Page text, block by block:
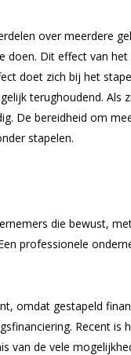
over meerdere
doen. Dit effect van het
doet zich bij het
terughoudend. Als
De bereidheid om
stapelen.
die bewust,
professionele
omdat gestapeld
Recent is
van de vele